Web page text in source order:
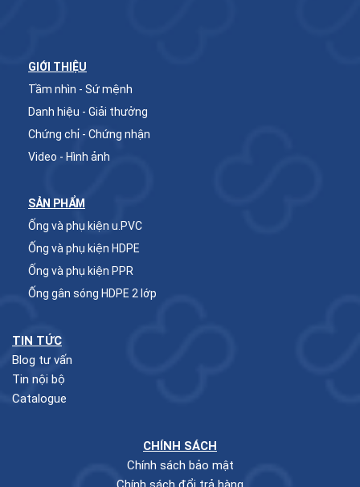
GIỚI THIỆU
Tầm nhìn - Sứ mệnh
Danh hiệu - Giải thưởng
Chứng chỉ - Chứng nhận
Video - Hình ảnh
SẢN PHẨM
Ống và phụ kiện u.PVC
Ống và phụ kiện HDPE
Ống và phụ kiện PPR
Ống gân sóng HDPE 2 lớp
TIN TỨC
Blog tư vấn
Tin nội bộ
Catalogue
CHÍNH SÁCH
Chính sách bảo mật